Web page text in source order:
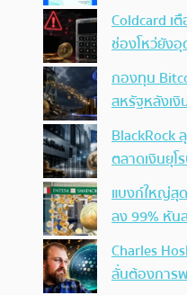
Coldcard เ
ช่องโหว่ยังอุ
กองทุน
สหรัฐหลังเ
BlackRock
ตลาดเงินยุ
แบงก์ใหญ่สุ
ลง 99% หัน
Charles
ลั่นต้องการ